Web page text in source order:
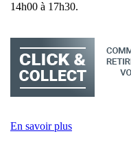
14h00 à 17h30.
En savoir plus